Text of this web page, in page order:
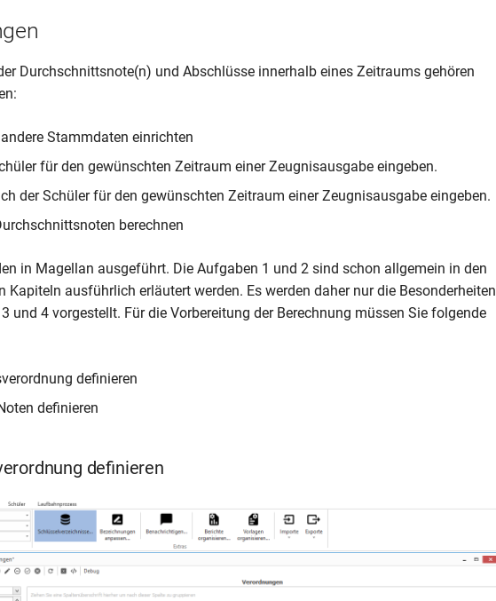
Durchschnittsnote(n) und Abschlüsse innerhalb eines Zeitraums gehören
Stammdaten einrichten
für den gewünschten Zeitraum einer Zeugnisausgabe eingeben.
der Schüler für den gewünschten Zeitraum einer Zeugnisausgabe eingeben.
berechnen
in Magellan ausgeführt. Die Aufgaben 1 und 2 sind schon allgemein in den
Kapiteln ausführlich erläutert werden. Es werden daher nur die Besonderheiten
und 4 vorgestellt. Für die Vorbereitung der Berechnung müssen Sie folgende
definieren
definieren
definieren